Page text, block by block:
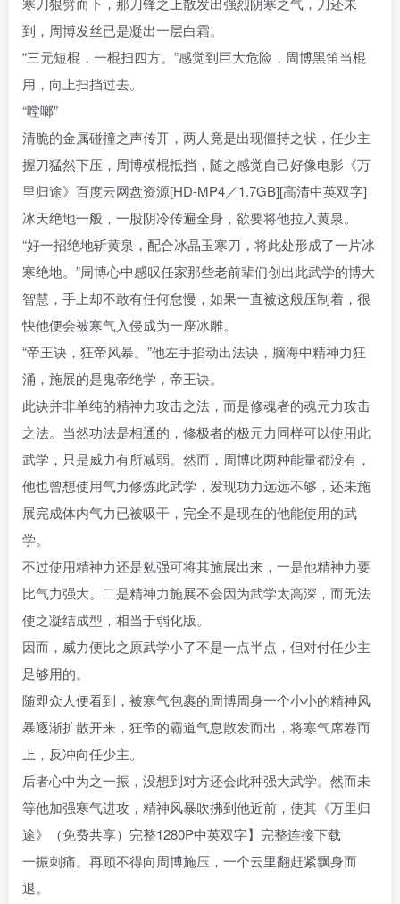
到，周博发丝已是凝出一层白霜。
“三元短棍，一棍扫四方。”感觉到巨大危险，周博黑笛当棍
用，向上扫挡过去。
“嘡啷”
清脆的金属碰撞之声传开，两人竟是出现僵持之状，任少主
握刀猛然下压，周博横棍抵挡，随之感觉自己好像电影《万
里归途》百度云网盘资源[HD-MP4／1.7GB][高清中英双字]
冰天绝地一般，一股阴冷传遍全身，欲要将他拉入黄泉。
“好一招绝地斩黄泉，配合冰晶玉寒刀，将此处形成了一片冰
寒绝地。”周博心中感叹任家那些老前辈们创出此武学的博大
智慧，手上却不敢有任何怠慢，如果一直被这般压制着，很
快他便会被寒气入侵成为一座冰雕。
“帝王诀，狂帝风暴。”他左手掐动出法诀，脑海中精神力狂
涌，施展的是鬼帝绝学，帝王诀。
此诀并非单纯的精神力攻击之法，而是修魂者的魂元力攻击
之法。当然功法是相通的，修极者的极元力同样可以使用此
武学，只是威力有所减弱。然而，周博此两种能量都没有，
他也曾想使用气力修炼此武学，发现功力远远不够，还未施
展完成体内气力已被吸干，完全不是现在的他能使用的武
学。
不过使用精神力还是勉强可将其施展出来，一是他精神力要
比气力强大。二是精神力施展不会因为武学太高深，而无法
使之凝结成型，相当于弱化版。
因而，威力便比之原武学小了不是一点半点，但对付任少主
足够用的。
随即众人便看到，被寒气包裹的周博周身一个小小的精神风
暴逐渐扩散开来，狂帝的霸道气息散发而出，将寒气席卷而
上，反冲向任少主。
后者心中为之一振，没想到对方还会此种强大武学。然而未
等他加强寒气进攻，精神风暴吹拂到他近前，使其《万里归
途》（免费共享）完整1280P中英双字】完整连接下载
一振刺痛。再顾不得向周博施压，一个云里翻赶紧飘身而
退。